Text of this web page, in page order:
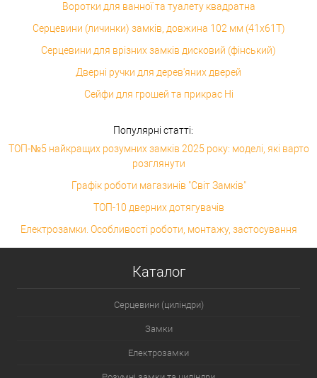
Воротки для ванної та туалету квадратна
Серцевини (личинки) замків, довжина 102 мм (41x61T)
Серцевини для врізних замків дисковий (фінський)
Дверні ручки для дерев'яних дверей
Сейфи для грошей та прикрас Ні
Популярні статті:
ТОП-№5 найкращих розумних замків 2025 року: моделі, які варто
розглянути
Графік роботи магазинів "Світ Замків"
ТОП-10 дверних дотягувачів
Електрозамки. Особливості роботи, монтажу, застосування
Каталог
Серцевини (циліндри)
Замки
Електрозамки